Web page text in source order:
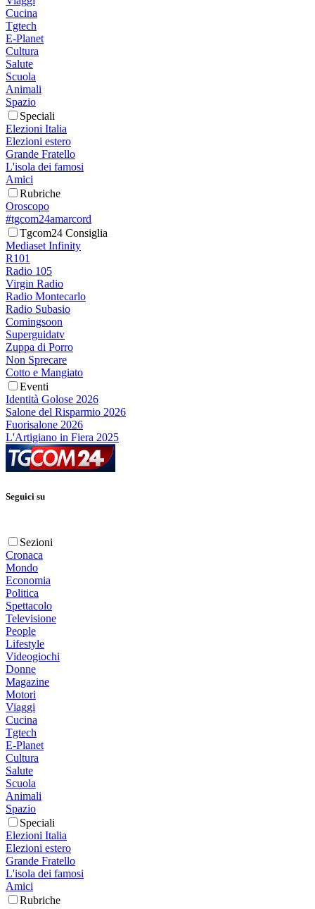
Cucina
Tgtech
E-Planet
Cultura
Salute
Scuola
Animali
Spazio
Speciali
Elezioni Italia
Elezioni estero
Grande Fratello
L'isola dei famosi
Amici
Rubriche
Oroscopo
#tgcom24amarcord
Tgcom24 Consiglia
Mediaset Infinity
R101
Radio 105
Virgin Radio
Radio Montecarlo
Radio Subasio
Comingsoon
Superguidatv
Zuppa di Porro
Non Sprecare
Cotto e Mangiato
Eventi
Identità Golose 2026
Salone del Risparmio 2026
Fuorisalone 2026
L'Artigiano in Fiera 2025
Seguici su
Sezioni
Cronaca
Mondo
Economia
Politica
Spettacolo
Televisione
People
Lifestyle
Videogiochi
Donne
Magazine
Motori
Viaggi
Cucina
Tgtech
E-Planet
Cultura
Salute
Scuola
Animali
Spazio
Speciali
Elezioni Italia
Elezioni estero
Grande Fratello
L'isola dei famosi
Amici
Rubriche